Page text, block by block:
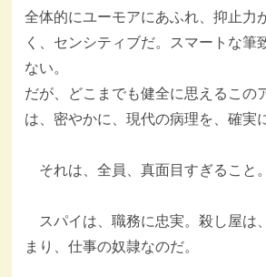
全体的にユーモアにあふれ、抑止力
く、センシティブだ。スマートな筆
ない。
だが、どこまでも健全に思えるこの
は、密やかに、現代の病理を、確実
それは、全員、真面目すぎること。
スパイは、職務に忠実。殺し屋は
まり、仕事の奴隷なのだ。